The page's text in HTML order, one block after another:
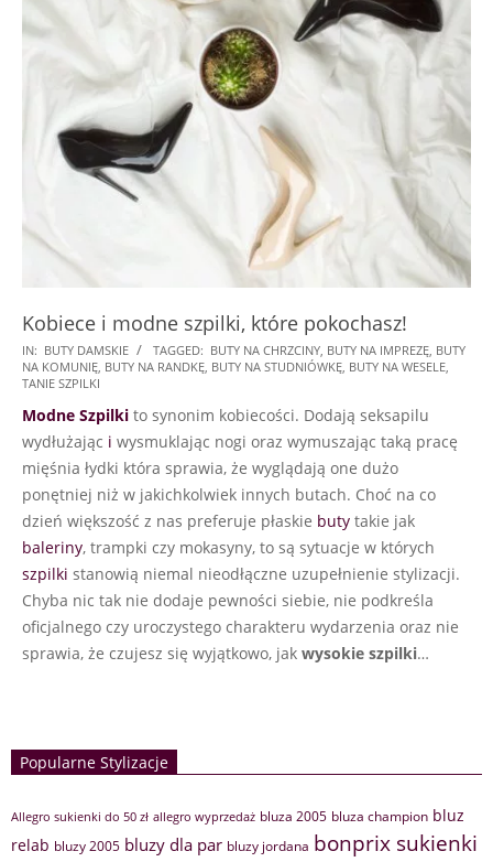
Kobiece i modne szpilki, które pokochasz!
2024-
09-
IN: BUTY DAMSKIE TAGGED: BUTY NA CHRZCINY, BUTY NA IMPREZĘ, BUTY
NA KOMUNIĘ, BUTY NA RANDKĘ, BUTY NA STUDNIÓWKĘ, BUTY NA WESELE,
TANIE SZPILKI
Modne Szpilki to synonim kobiecości. Dodają seksapilu
wydłużając i wysmuklając nogi oraz wymuszając taką pracę
mięśnia łydki która sprawia, że wyglądają one dużo
ponętniej niż w jakichkolwiek innych butach. Choć na co
dzień większość z nas preferuje płaskie buty takie jak
baleriny, trampki czy mokasyny, to są sytuacje w których
szpilki stanowią niemal nieodłączne uzupełnienie stylizacji.
Chyba nic tak nie dodaje pewności siebie, nie podkreśla
oficjalnego czy uroczystego charakteru wydarzenia oraz nie
sprawia, że czujesz się wyjątkowo, jak wysokie szpilki…
Popularne Stylizacje
Allegro sukienki do 50 zł allegro wyprzedaż bluza 2005 bluza champion bluz
relab bluzy 2005 bluzy dla par bluzy jordana bonprix sukienki